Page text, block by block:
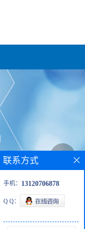
联系方式
手机： 13120706878
Q Q：